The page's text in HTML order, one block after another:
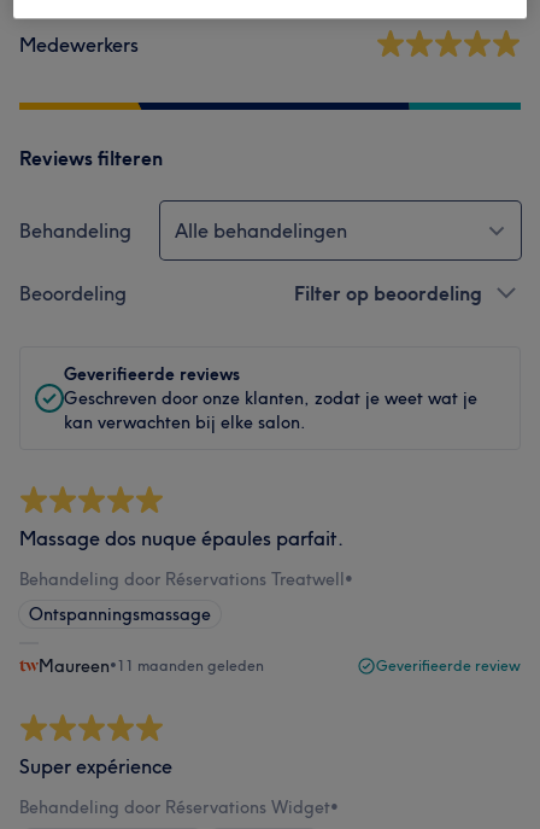
Medewerkers
Reviews filteren
Behandeling Alle behandelingen
Beoordeling Filter op beoordeling
Geverifieerde reviews
Geschreven door onze klanten, zodat je weet wat je
kan verwachten bij elke salon.
Massage dos nuque épaules parfait.
Behandeling door Réservations Treatwell•
Ontspanningsmassage
Maureen•11 maanden geleden Geverifieerde review
Super expérience
Behandeling door Réservations Widget•